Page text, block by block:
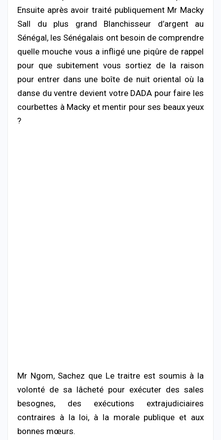
Ensuite après avoir traité publiquement Mr Macky
Sall du plus grand Blanchisseur d’argent au
Sénégal, les Sénégalais ont besoin de comprendre
quelle mouche vous a infligé une piqûre de rappel
pour que subitement vous sortiez de la raison
pour entrer dans une boîte de nuit oriental où la
danse du ventre devient votre DADA pour faire les
courbettes à Macky et mentir pour ses beaux yeux
?
Mr Ngom, Sachez que Le traitre est soumis à la
volonté de sa lâcheté pour exécuter des sales
besognes, des exécutions extrajudiciaires
contraires à la loi, à la morale publique et aux
bonnes mœurs.